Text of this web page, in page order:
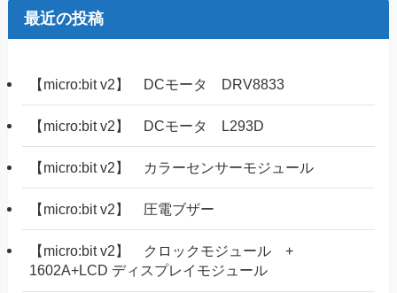
最近の投稿
【micro:bit v2】 DCモータ DRV8833
【micro:bit v2】 DCモータ L293D
【micro:bit v2】 カラーセンサーモジュール
【micro:bit v2】 圧電ブザー
【micro:bit v2】 クロックモジュール +
1602A+LCD ディスプレイモジュール